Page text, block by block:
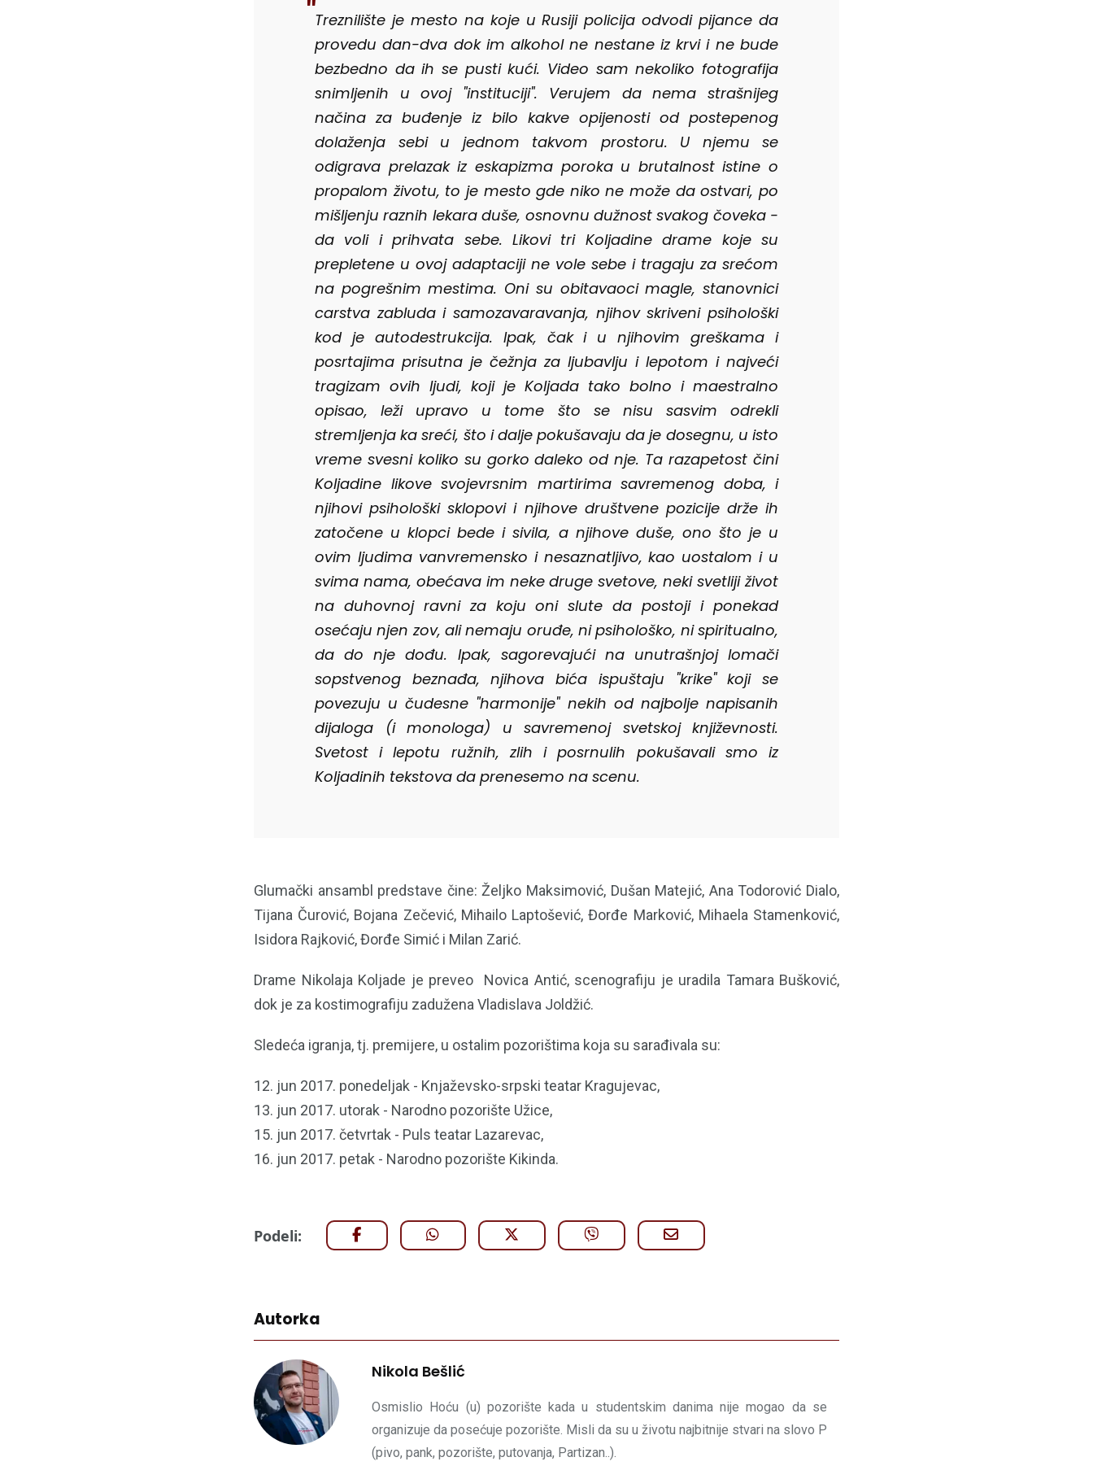
Treznilište je mesto na koje u Rusiji policija odvodi pijance da
provedu dan-dva dok im alkohol ne nestane iz krvi i ne bude
bezbedno da ih se pusti kući. Video sam nekoliko fotografija
snimljenih u ovoj "instituciji". Verujem da nema strašnijeg
načina za buđenje iz bilo kakve opijenosti od postepenog
dolaženja sebi u jednom takvom prostoru. U njemu se
odigrava prelazak iz eskapizma poroka u brutalnost istine o
propalom životu, to je mesto gde niko ne može da ostvari, po
mišljenju raznih lekara duše, osnovnu dužnost svakog čoveka -
da voli i prihvata sebe. Likovi tri Koljadine drame koje su
prepletene u ovoj adaptaciji ne vole sebe i tragaju za srećom
na pogrešnim mestima. Oni su obitavaoci magle, stanovnici
carstva zabluda i samozavaravanja, njihov skriveni psihološki
kod je autodestrukcija. Ipak, čak i u njihovim greškama i
posrtajima prisutna je čežnja za ljubavlju i lepotom i najveći
tragizam ovih ljudi, koji je Koljada tako bolno i maestralno
opisao, leži upravo u tome što se nisu sasvim odrekli
stremljenja ka sreći, što i dalje pokušavaju da je dosegnu, u isto
vreme svesni koliko su gorko daleko od nje. Ta razapetost čini
Koljadine likove svojevrsnim martirima savremenog doba, i
njihovi psihološki sklopovi i njihove društvene pozicije drže ih
zatočene u klopci bede i sivila, a njihove duše, ono što je u
ovim ljudima vanvremensko i nesaznatljivo, kao uostalom i u
svima nama, obećava im neke druge svetove, neki svetliji život
na duhovnoj ravni za koju oni slute da postoji i ponekad
osećaju njen zov, ali nemaju oruđe, ni psihološko, ni spiritualno,
da do nje dođu. Ipak, sagorevajući na unutrašnjoj lomači
sopstvenog beznađa, njihova bića ispuštaju "krike" koji se
povezuju u čudesne "harmonije" nekih od najbolje napisanih
dijaloga (i monologa) u savremenoj svetskoj književnosti.
Svetost i lepotu ružnih, zlih i posrnulih pokušavali smo iz
Koljadinih tekstova da prenesemo na scenu.
Glumački ansambl predstave čine: Željko Maksimović, Dušan Matejić, Ana Todorović Dialo,
Tijana Čurović, Bojana Zečević, Mihailo Laptošević, Đorđe Marković, Mihaela Stamenković,
Isidora Rajković, Đorđe Simić i Milan Zarić.
Drame Nikolaja Koljade je preveo Novica Antić, scenografiju je uradila Tamara Bušković,
dok je za kostimografiju zadužena Vladislava Joldžić.
Sledeća igranja, tj. premijere, u ostalim pozorištima koja su sarađivala su:
12. jun 2017. ponedeljak - Knjaževsko-srpski teatar Kragujevac,
13. jun 2017. utorak - Narodno pozorište Užice,
15. jun 2017. četvrtak - Puls teatar Lazarevac,
16. jun 2017. petak - Narodno pozorište Kikinda.
Podeli:
Autorka
Nikola Bešlić
Osmislio Hoću (u) pozorište kada u studentskim danima nije mogao da se
organizuje da posećuje pozorište. Misli da su u životu najbitnije stvari na slovo P
(pivo, pank, pozorište, putovanja, Partizan..).